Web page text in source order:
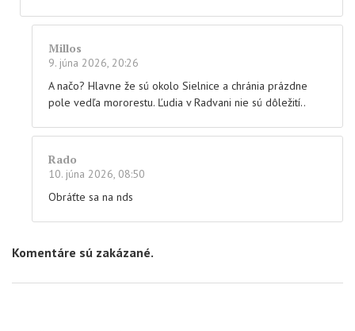
Millos
9. júna 2026, 20:26
A načo? Hlavne že sú okolo Sielnice a chránia prázdne
pole vedľa mororestu. Ľudia v Radvani nie sú dôležití..
Rado
10. júna 2026, 08:50
Obráťte sa na nds
Komentáre sú zakázané.